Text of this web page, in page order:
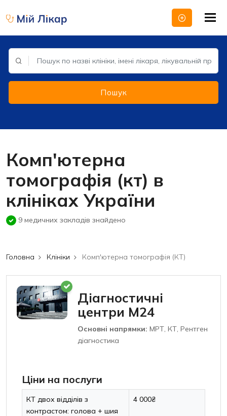
Пошук
Комп'ютерна
томографія (кт) в
клініках України
9 медичних закладів знайдено
Головна Клініки Комп'ютерна томографія (КТ)
Діагностичні
центри М24
Основні напрямки: МРТ, КТ, Рентген
діагностика
Ціни на послуги
КТ двох відділів з
контрастом: голова + шия
4 000₴